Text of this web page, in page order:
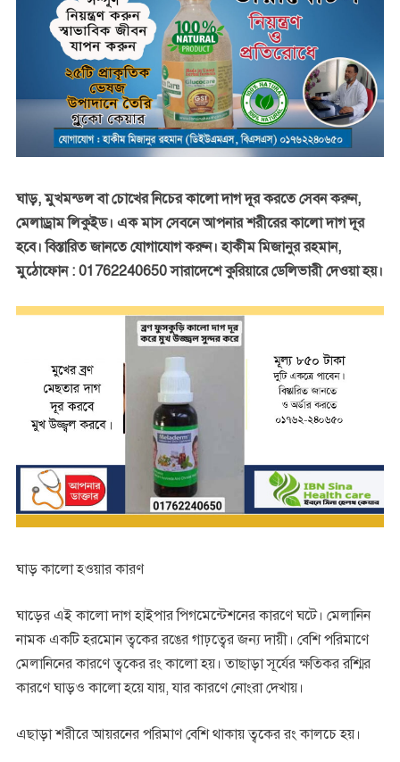
ঘাড়, মুখমন্ডল বা চোখের নিচের কালো দাগ দূর করতে সেবন করুন,
মেলাড্রাম লিকুইড। এক মাস সেবনে আপনার শরীরের কালো দাগ দূর
হবে। বিস্তারিত জানতে যোগাযোগ করুন। হাকীম মিজানুর রহমান,
মুঠোফোন : 01762240650 সারাদেশে কুরিয়ারে ডেলিভারী দেওয়া হয়।
ঘাড় কালো হওয়ার কারণ
ঘাড়ের এই কালো দাগ হাইপার পিগমেন্টেশনের কারণে ঘটে। মেলানিন
নামক একটি হরমোন ত্বকের রঙের গাঢ়ত্বের জন্য দায়ী। বেশি পরিমাণে
মেলানিনের কারণে ত্বকের রং কালো হয়। তাছাড়া সূর্যের ক্ষতিকর রশ্মির
কারণে ঘাড়ও কালো হয়ে যায়, যার কারণে নোংরা দেখায়।
এছাড়া শরীরে আয়রনের পরিমাণ বেশি থাকায় ত্বকের রং কালচে হয়।